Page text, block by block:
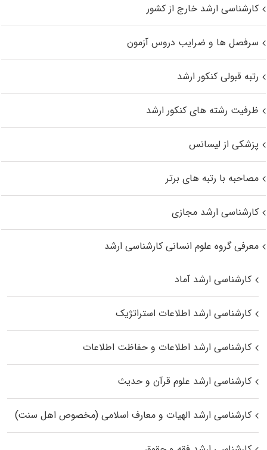
کارشناسی ارشد خارج از کشور
سرفصل ها و ضرایب دروس آزمون
رتبه قبولی کنکور ارشد
ظرفیت رشته های کنکور ارشد
پزشکی از لیسانس
مصاحبه با رتبه های برتر
کارشناسی ارشد مجازی
معرفی گروه علوم انسانی کارشناسی ارشد
کارشناسی ارشد آماد
کارشناسی ارشد اطلاعات استراتژیک
کارشناسی ارشد اطلاعات و حفاظت اطلاعات
کارشناسی ارشد علوم قرآن و حدیث
کارشناسی ارشد الهیات و معارف اسلامی (مخصوص اهل سنت)